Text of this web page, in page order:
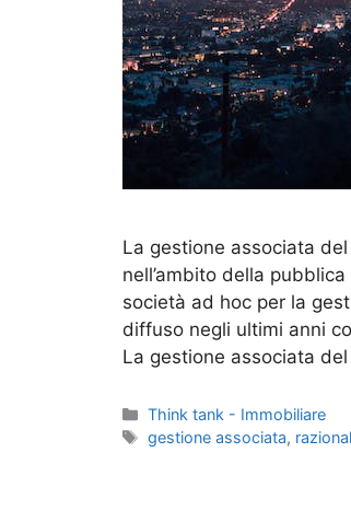
La gestione associata
nell’ambito della
società ad hoc per la
diffuso negli ultimi anni
La gestione associata
Categorie
Think tank - Immobiliare
Tag
gestione associata,